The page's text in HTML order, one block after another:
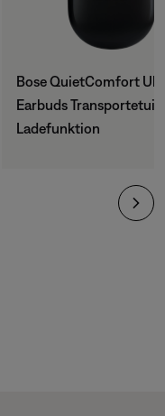
Bose QuietComfort
Earbuds Transportetui
Ladefunktion